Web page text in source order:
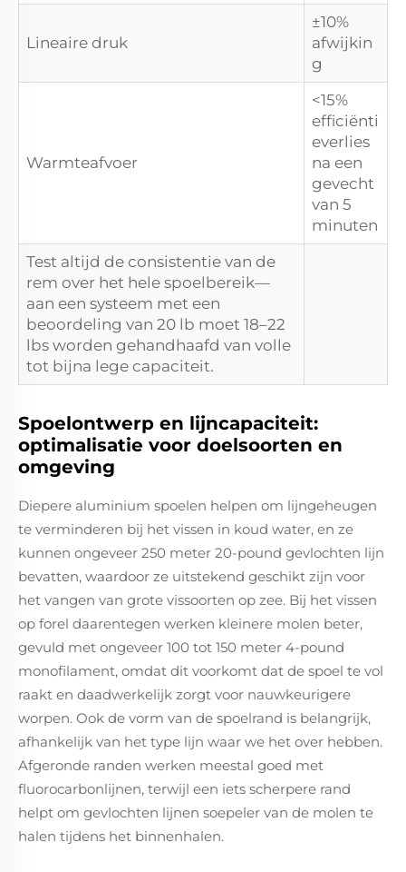
Lineaire druk
±10%
afwijkin
g
Warmteafvoer
<15%
efficiënti
everlies
na een
gevecht
van 5
minuten
Test altijd de consistentie van de
rem over het hele spoelbereik—
aan een systeem met een
beoordeling van 20 lb moet 18–22
lbs worden gehandhaafd van volle
tot bijna lege capaciteit.
Spoelontwerp en lijncapaciteit:
optimalisatie voor doelsoorten en
omgeving
Diepere aluminium spoelen helpen om lijngeheugen
te verminderen bij het vissen in koud water, en ze
kunnen ongeveer 250 meter 20-pound gevlochten lijn
bevatten, waardoor ze uitstekend geschikt zijn voor
het vangen van grote vissoorten op zee. Bij het vissen
op forel daarentegen werken kleinere molen beter,
gevuld met ongeveer 100 tot 150 meter 4-pound
monofilament, omdat dit voorkomt dat de spoel te vol
raakt en daadwerkelijk zorgt voor nauwkeurigere
worpen. Ook de vorm van de spoelrand is belangrijk,
afhankelijk van het type lijn waar we het over hebben.
Afgeronde randen werken meestal goed met
fluorocarbonlijnen, terwijl een iets scherpere rand
helpt om gevlochten lijnen soepeler van de molen te
halen tijdens het binnenhalen.